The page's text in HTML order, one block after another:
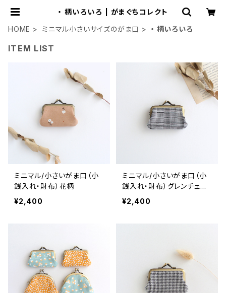
・ 柄いろいろ | がまぐちコレクト
HOME
ミニマル小さいサイズのがま口 ・ 柄いろいろ
ITEM LIST
ミニマル/小さいがま口（小
銭入れ・財布）花柄
¥2,400
ミニマル/小さいがま口（小
銭入れ・財布）グレンチェッ
ク
¥2,400